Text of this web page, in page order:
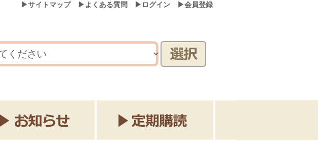
▶サイトマップ ▶よくある質問 ▶ログイン ▶会員登録